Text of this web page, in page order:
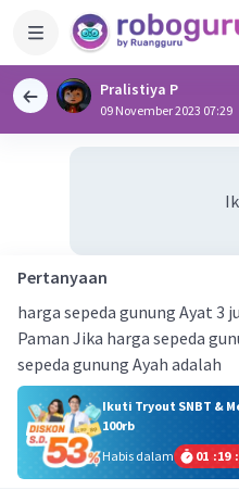
Pralistiya P
09 November 2023 07:29
Pertanyaan
harga sepeda gunung Ayat 3
Paman Jika harga sepeda
sepeda gunung Ayah adalah
Ikuti Tryout SNBT &
100rb
Habis dalam
01 :19 :